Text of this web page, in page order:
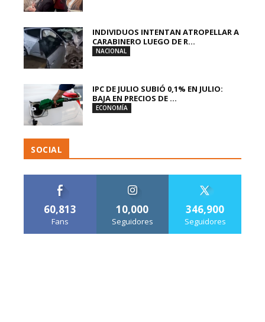
INDIVIDUOS INTENTAN ATROPELLAR A
CARABINERO LUEGO DE R...
NACIONAL
IPC DE JULIO SUBIÓ 0,1% EN JULIO:
BAJA EN PRECIOS DE ...
ECONOMÍA
SOCIAL
60,813
Fans
10,000
Seguidores
346,900
Seguidores